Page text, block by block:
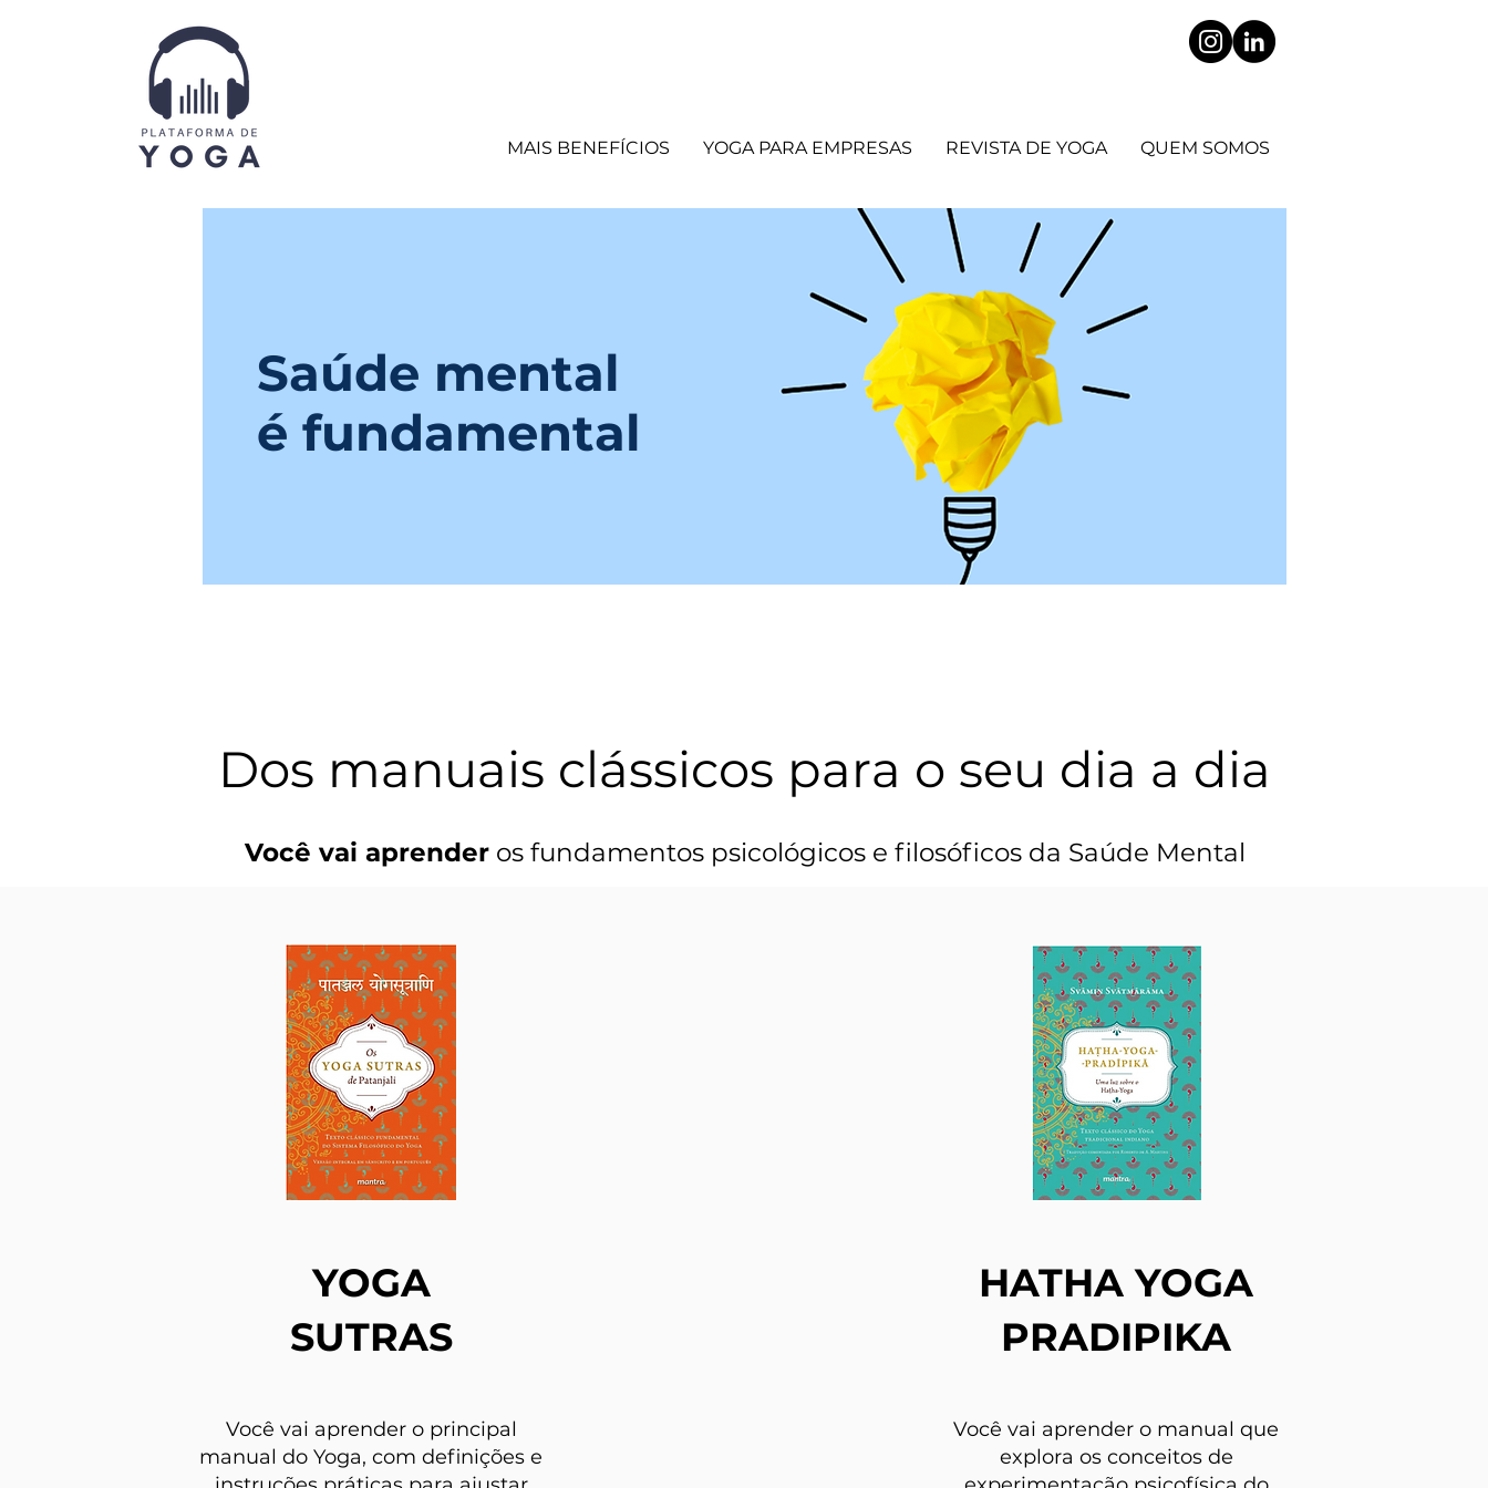
MAIS BENEFÍCIOS YOGA PARA EMPRESAS REVISTA DE YOGA QUEM SOMOS
Saúde mental
é fundamental
Dos manuais clássicos para o seu dia a dia
Você vai aprenderos fundamentos psicológicos e filosóficos da Saúde Mental
YOGA
SUTRAS
Você vai aprender o principal
manual do Yoga, com definições e
HATHA YOGA
PRADIPIKA
Você vai aprender o manual que
explora os conceitos de